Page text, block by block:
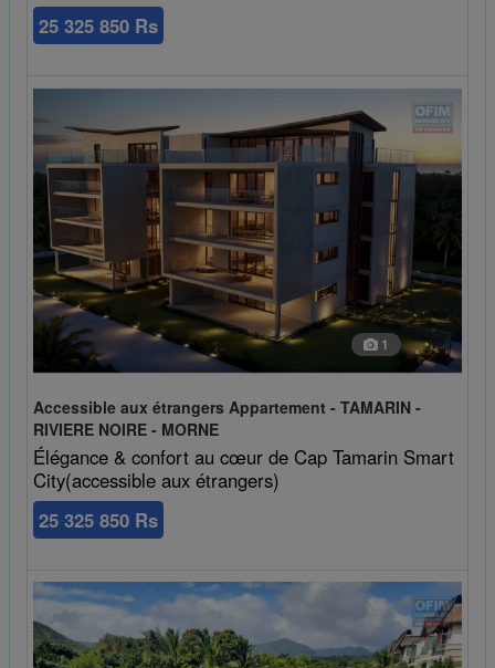
25 325 850 Rs
1
Accessible aux étrangers Appartement - TAMARIN -
RIVIERE NOIRE - MORNE
Élégance & confort au cœur de Cap Tamarin Smart
City(accessible aux étrangers)
25 325 850 Rs